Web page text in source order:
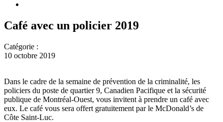
Café avec un policier 2019
Catégorie :
10 octobre 2019
Dans le cadre de la semaine de prévention de la criminalité, les
policiers du poste de quartier 9, Canadien Pacifique et la sécurité
publique de Montréal-Ouest, vous invitent à prendre un café avec
eux. Le café vous sera offert gratuitement par le McDonald’s de
Côte Saint-Luc.